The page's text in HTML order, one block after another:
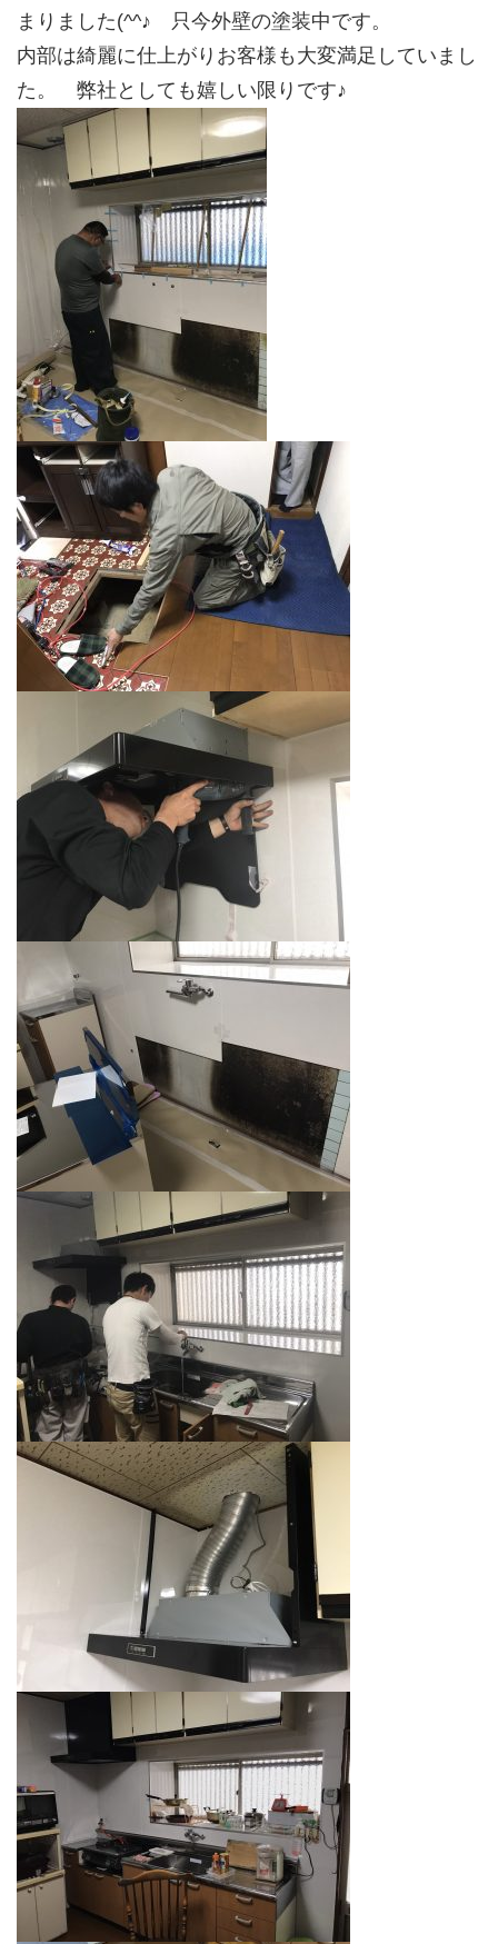
まりました(^^♪ 只今外壁の塗装中です。
内部は綺麗に仕上がりお客様も大変満足していまし
た。 弊社としても嬉しい限りです♪